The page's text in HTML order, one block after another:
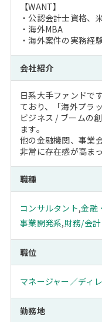
【WANT】
・公認会計士資格、
・海外MBA
・海外案件の実務経
会社紹介
日系大手ファンドで
ており、「海外プラ
ビジネス / ブームの
ます。
他の金融機関、事業
非常に存在感が高まっ
職種
コンサルタント,金融
事業開発系,財務/会計
職位
マネージャー／ディ
勤務地